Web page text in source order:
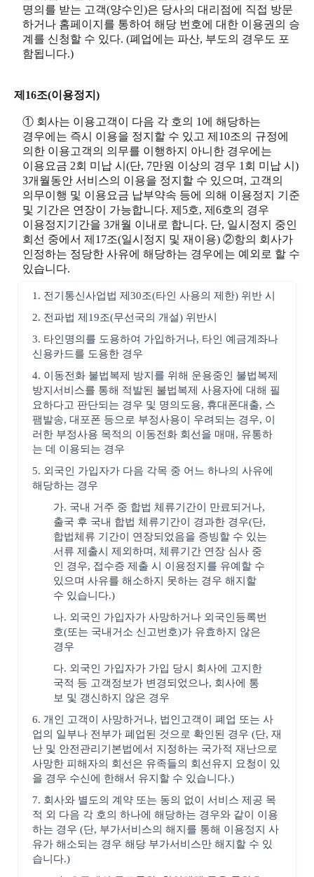
명의를 받는 고객(양수인)은 당사의 대리점에 직접 방문
하거나 홈페이지를 통하여 해당 번호에 대한 이용권의 승
계를 신청할 수 있다. (폐업에는 파산, 부도의 경우도 포
함됩니다.)
제16조(이용정지)
① 회사는 이용고객이 다음 각 호의 1에 해당하는
경우에는 즉시 이용을 정지할 수 있고 제10조의 규정에
의한 이용고객의 의무를 이행하지 아니한 경우에는
이용요금 2회 미납 시(단, 7만원 이상의 경우 1회 미납 시)
3개월동안 서비스의 이용을 정지할 수 있으며, 고객의
의무이행 및 이용요금 납부약속 등에 의해 이용정지 기준
및 기간은 연장이 가능합니다. 제5호, 제6호의 경우
이용정지기간을 3개월 이내로 합니다. 단, 일시정지 중인
회선 중에서 제17조(일시정지 및 재이용) ②항의 회사가
인정하는 정당한 사유에 해당하는 경우에는 예외로 할 수
있습니다.
1. 전기통신사업법 제30조(타인 사용의 제한) 위반 시
2. 전파법 제19조(무선국의 개설) 위반시
3. 타인명의를 도용하여 가입하거나, 타인 예금계좌나
신용카드를 도용한 경우
4. 이동전화 불법복제 방지를 위해 운용중인 불법복제
방지서비스를 통해 적발된 불법복제 사용자에 대해 필
요하다고 판단되는 경우 및 명의도용, 휴대폰대출, 스
팸발송, 대포폰 등으로 부정사용이 우려되는 경우, 이
러한 부정사용 목적의 이동전화 회선을 매매, 유통하
는 데 이용되는 경우
5. 외국인 가입자가 다음 각목 중 어느 하나의 사유에
해당하는 경우
가. 국내 거주 중 합법 체류기간이 만료되거나,
출국 후 국내 합법 체류기간이 경과한 경우(단,
합법체류 기간이 연장되었음을 증빙할 수 있는
서류 제출시 제외하며, 체류기간 연장 심사 중
인 경우, 접수증 제출 시 이용정지를 유예할 수
있으며 사유를 해소하지 못하는 경우 해지할
수 있습니다.)
나. 외국인 가입자가 사망하거나 외국인등록번
호(또는 국내거소 신고번호)가 유효하지 않은
경우
다. 외국인 가입자가 가입 당시 회사에 고지한
국적 등 고객정보가 변경되었으나, 회사에 통
보 및 갱신하지 않은 경우
6. 개인 고객이 사망하거나, 법인고객이 폐업 또는 사
업의 일부나 전부가 폐업된 것으로 확인된 경우 (단, 재
난 및 안전관리기본법에서 지정하는 국가적 재난으로
사망한 피해자의 회선은 유족들의 회선유지 요청이 있
을 경우 수신에 한해서 유지할 수 있습니다.)
7. 회사와 별도의 계약 또는 동의 없이 서비스 제공 목
적 외 다음 각 호의 하나에 해당하는 경우와 같이 이용
하는 경우 (단, 부가서비스의 해지를 통해 이용정지 사
유가 해소되는 경우 해당 부가서비스만 해지할 수 있
습니다.)